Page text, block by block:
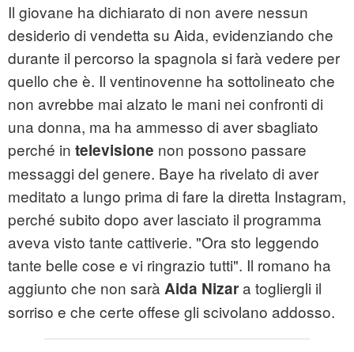
Il giovane ha dichiarato di non avere nessun
desiderio di vendetta su Aida, evidenziando che
durante il percorso la spagnola si farà vedere per
quello che è. Il ventinovenne ha sottolineato che
non avrebbe mai alzato le mani nei confronti di
una donna, ma ha ammesso di aver sbagliato
perché in televisione non possono passare
messaggi del genere. Baye ha rivelato di aver
meditato a lungo prima di fare la diretta Instagram,
perché subito dopo aver lasciato il programma
aveva visto tante cattiverie. "Ora sto leggendo
tante belle cose e vi ringrazio tutti". Il romano ha
aggiunto che non sarà Aida Nizara togliergli il
sorriso e che certe offese gli scivolano addosso.